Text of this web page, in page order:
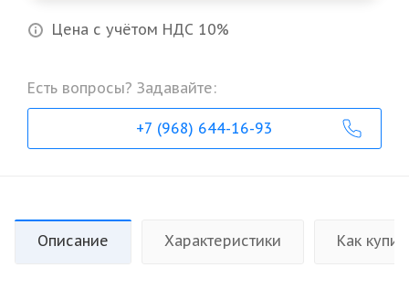
Цена с учётом НДС 10%
Есть вопросы? Задавайте:
+7 (968) 644-16-93
Описание Характеристики Как